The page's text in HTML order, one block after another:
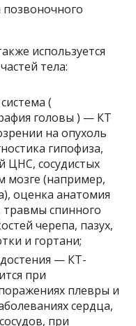
используется
тела:
(
головы ) — КТ
на опухоль
гипофиза,
ЦНС, сосудистых
мозге (например,
оценка анатомия
травмы спинного
черепа, пазух,
и гортани;
— КТ-
при
плевры и
сердца,
при